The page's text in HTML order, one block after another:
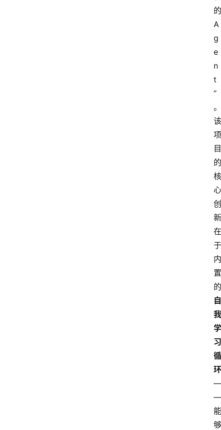
的
A
g
e
n
t
”
。
该
项
目
的
核
心
创
新
在
于
内
置
的
自
我
学
习
循
环
—
—
能
够